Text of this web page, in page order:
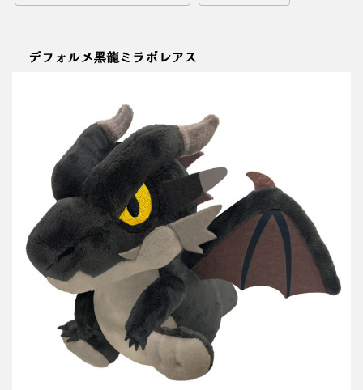
デフォルメ黒龍ミラボレアス